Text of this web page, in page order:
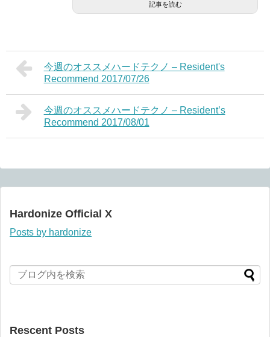
記事を読む
今週のオススメハードテクノ – Resident's
Recommend 2017/07/26
今週のオススメハードテクノ – Resident’s
Recommend 2017/08/01
Hardonize Official X
Posts by hardonize
Rescent Posts